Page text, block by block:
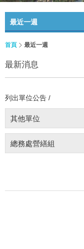
最近一週
首頁 最近一週
最新消息
列出單位公告 /
其他單位
總務處營繕組